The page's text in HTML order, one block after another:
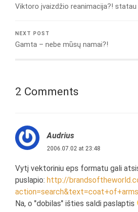
Viktoro įvaizdžio reanimacija?! statau
NEXT POST
Gamta – nebe mūsų namai?!
2 Comments
Audrius
2006.07.02 at 23:48
Vytį vektoriniu eps formatu gali
puslapio:http://
Na, o "dobilas" išties saldi paslaptis